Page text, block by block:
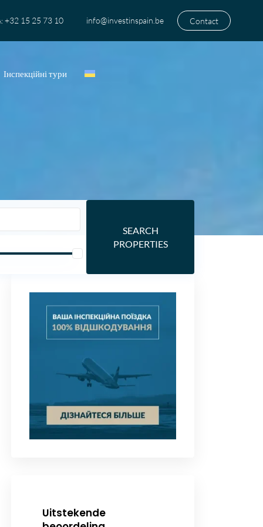
+32 15 25 73 10 info@investinspain.be Contact
Інспекційні тури
Uitstekende